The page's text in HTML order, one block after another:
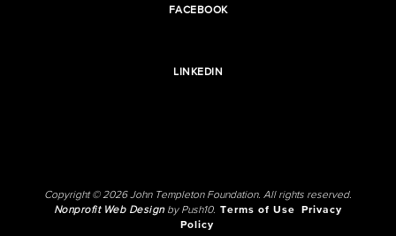
FACEBOOK
LINKEDIN
Copyright © 2026 John Templeton Foundation. All rights reserved.
Nonprofit Web Designby Push10. Terms of Use
Privacy
Policy